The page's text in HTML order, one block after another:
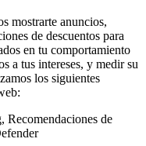
mostrarte anuncios,
de descuentos para
en tu comportamiento
a tus intereses, y medir su
los siguientes
de